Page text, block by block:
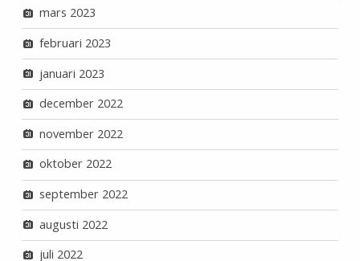
mars 2023
februari 2023
januari 2023
december 2022
november 2022
oktober 2022
september 2022
augusti 2022
juli 2022